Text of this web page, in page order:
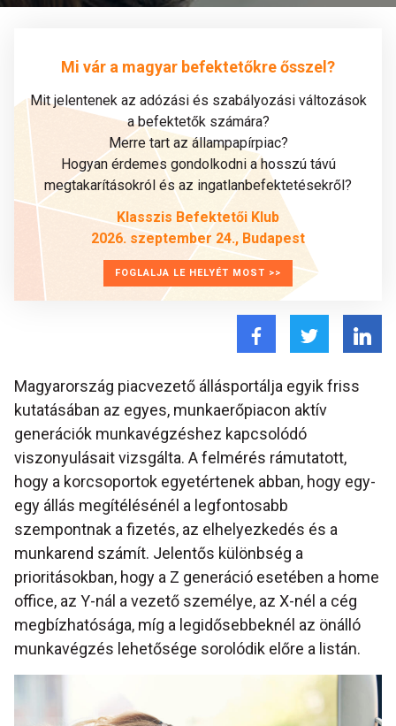
Mi vár a magyar befektetőkre ősszel?
Mit jelentenek az adózási és szabályozási változások
a befektetők számára?
Merre tart az állampapírpiac?
Hogyan érdemes gondolkodni a hosszú távú
megtakarításokról és az ingatlanbefektetésekről?
Klasszis Befektetői Klub
2026. szeptember 24., Budapest
FOGLALJA LE HELYÉT MOST >>
Magyarország piacvezető állásportálja egyik friss
kutatásában az egyes, munkaerőpiacon aktív
generációk munkavégzéshez kapcsolódó
viszonyulásait vizsgálta. A felmérés rámutatott,
hogy a korcsoportok egyetértenek abban, hogy egy-
egy állás megítélésénél a legfontosabb
szempontnak a fizetés, az elhelyezkedés és a
munkarend számít. Jelentős különbség a
prioritásokban, hogy a Z generáció esetében a home
office, az Y-nál a vezető személye, az X-nél a cég
megbízhatósága, míg a legidősebbeknél az önálló
munkavégzés lehetősége sorolódik előre a listán.